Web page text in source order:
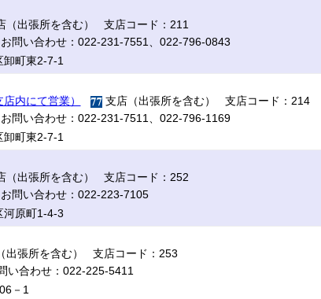
（出張所を含む） 支店コード：211
問い合わせ：022-231-7551、022-796-0843
町東2-7-1
内にて営業）
支店（出張所を含む） 支店コード：214
問い合わせ：022-231-7511、022-796-1169
町東2-7-1
（出張所を含む） 支店コード：252
問い合わせ：022-223-7105
河原町1-4-3
出張所を含む） 支店コード：253
い合わせ：022-225-5411
－1